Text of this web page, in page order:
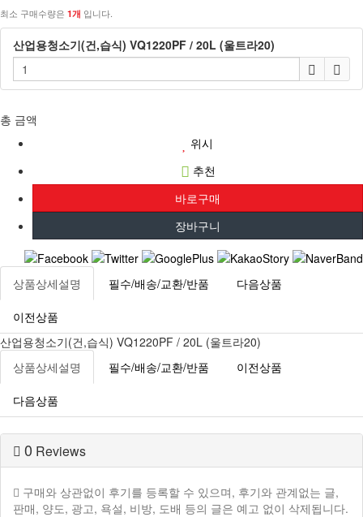
최소 구매수량은 1개 입니다.
산업용청소기(건,습식) VQ1220PF / 20L (울트라20)
총 금액
위시
추천
상품상세설명 필수/배송/교환/반품 다음상품
이전상품
산업용청소기(건,습식) VQ1220PF / 20L (울트라20)
상품상세설명
필수/배송/교환/반품 이전상품
다음상품
0 Reviews
구매와 상관없이 후기를 등록할 수 있으며, 후기와 관계없는 글,
판매, 양도, 광고, 욕설, 비방, 도배 등의 글은 예고 없이 삭제됩니다.